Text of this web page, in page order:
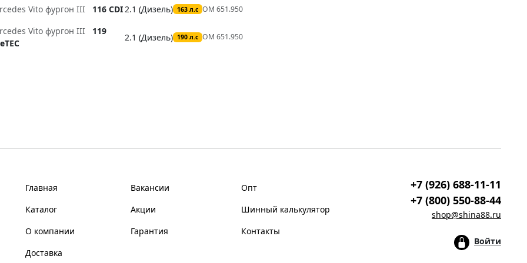
Vito фургон III 116 CDI2.1 (Дизель) 163 л.с OM 651.950
Vito фургон III
119
2.1 (Дизель) 190 л.с OM 651.950
Главная
Каталог
О компании
Доставка
Вакансии
Акции
Гарантия
Опт
Шинный калькулятор
Контакты
+7 (926) 688-11-11
+7 (800) 550-88-44
shop@shina88.ru
Войти